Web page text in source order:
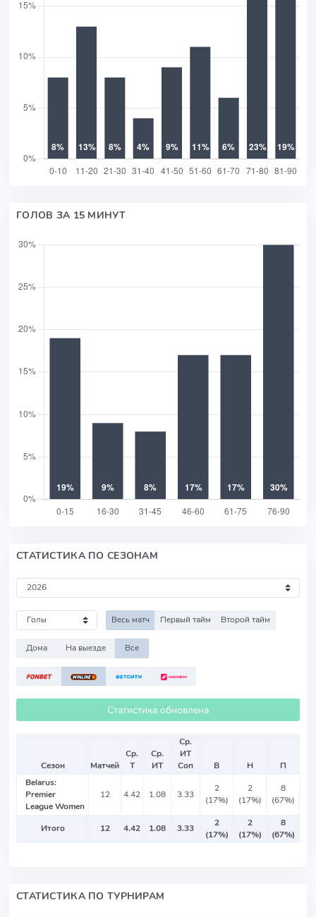
ГОЛОВ ЗА 15 МИНУТ
СТАТИСТИКА ПО СЕЗОНАМ
Весь матч Первый тайм Второй тайм
Дома На выезде Все
Статистика обновлена
Сезон Матчей
Ср.
Т
Ср.
ИТ
Ср.
ИТ
Соп
В Н
П
Belarus:
Premier
League Women
12 4.42 1.08 3.33
2
(17%)
2
(17%)
8
(67%)
Итого 12 4.42 1.08 3.33
2
(17%)
2
(17%)
8
(67%)
СТАТИСТИКА ПО ТУРНИРАМ